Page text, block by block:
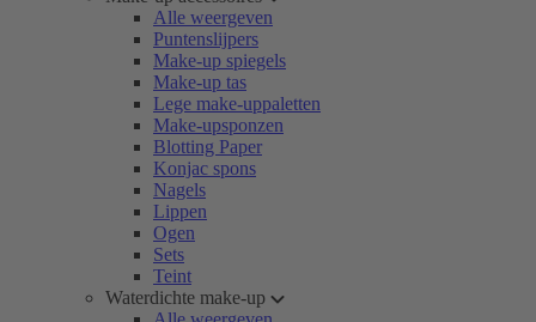
Alle weergeven
Puntenslijpers
Make-up spiegels
Make-up tas
Lege make-uppaletten
Make-upsponzen
Blotting Paper
Konjac spons
Nagels
Lippen
Ogen
Sets
Teint
Waterdichte make-up